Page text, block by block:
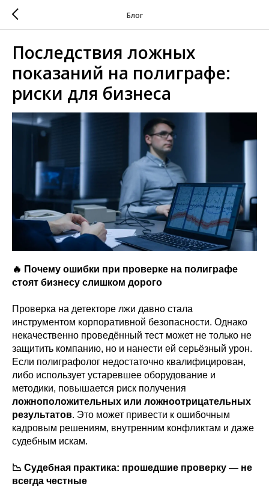
Блог
Последствия ложных
показаний на полиграфе:
риски для бизнеса
🔥 Почему ошибки при проверке на полиграфе
стоят бизнесу слишком дорого
Проверка на детекторе лжи давно стала
инструментом корпоративной безопасности. Однако
некачественно проведённый тест может не только не
защитить компанию, но и нанести ей серьёзный урон.
Если полиграфолог недостаточно квалифицирован,
либо использует устаревшее оборудование и
методики, повышается риск получения
ложноположительных или ложноотрицательных
результатов. Это может привести к ошибочным
кадровым решениям, внутренним конфликтам и даже
судебным искам.
📉 Судебная практика: прошедшие проверку — не
всегда честные